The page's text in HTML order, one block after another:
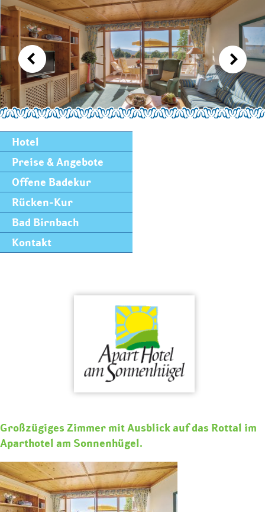
Hotel
Preise & Angebote
Offene Badekur
Rücken-Kur
Bad Birnbach
Kontakt
Großzügiges Zimmer mit Ausblick auf das Rottal im
Aparthotel am Sonnenhügel.